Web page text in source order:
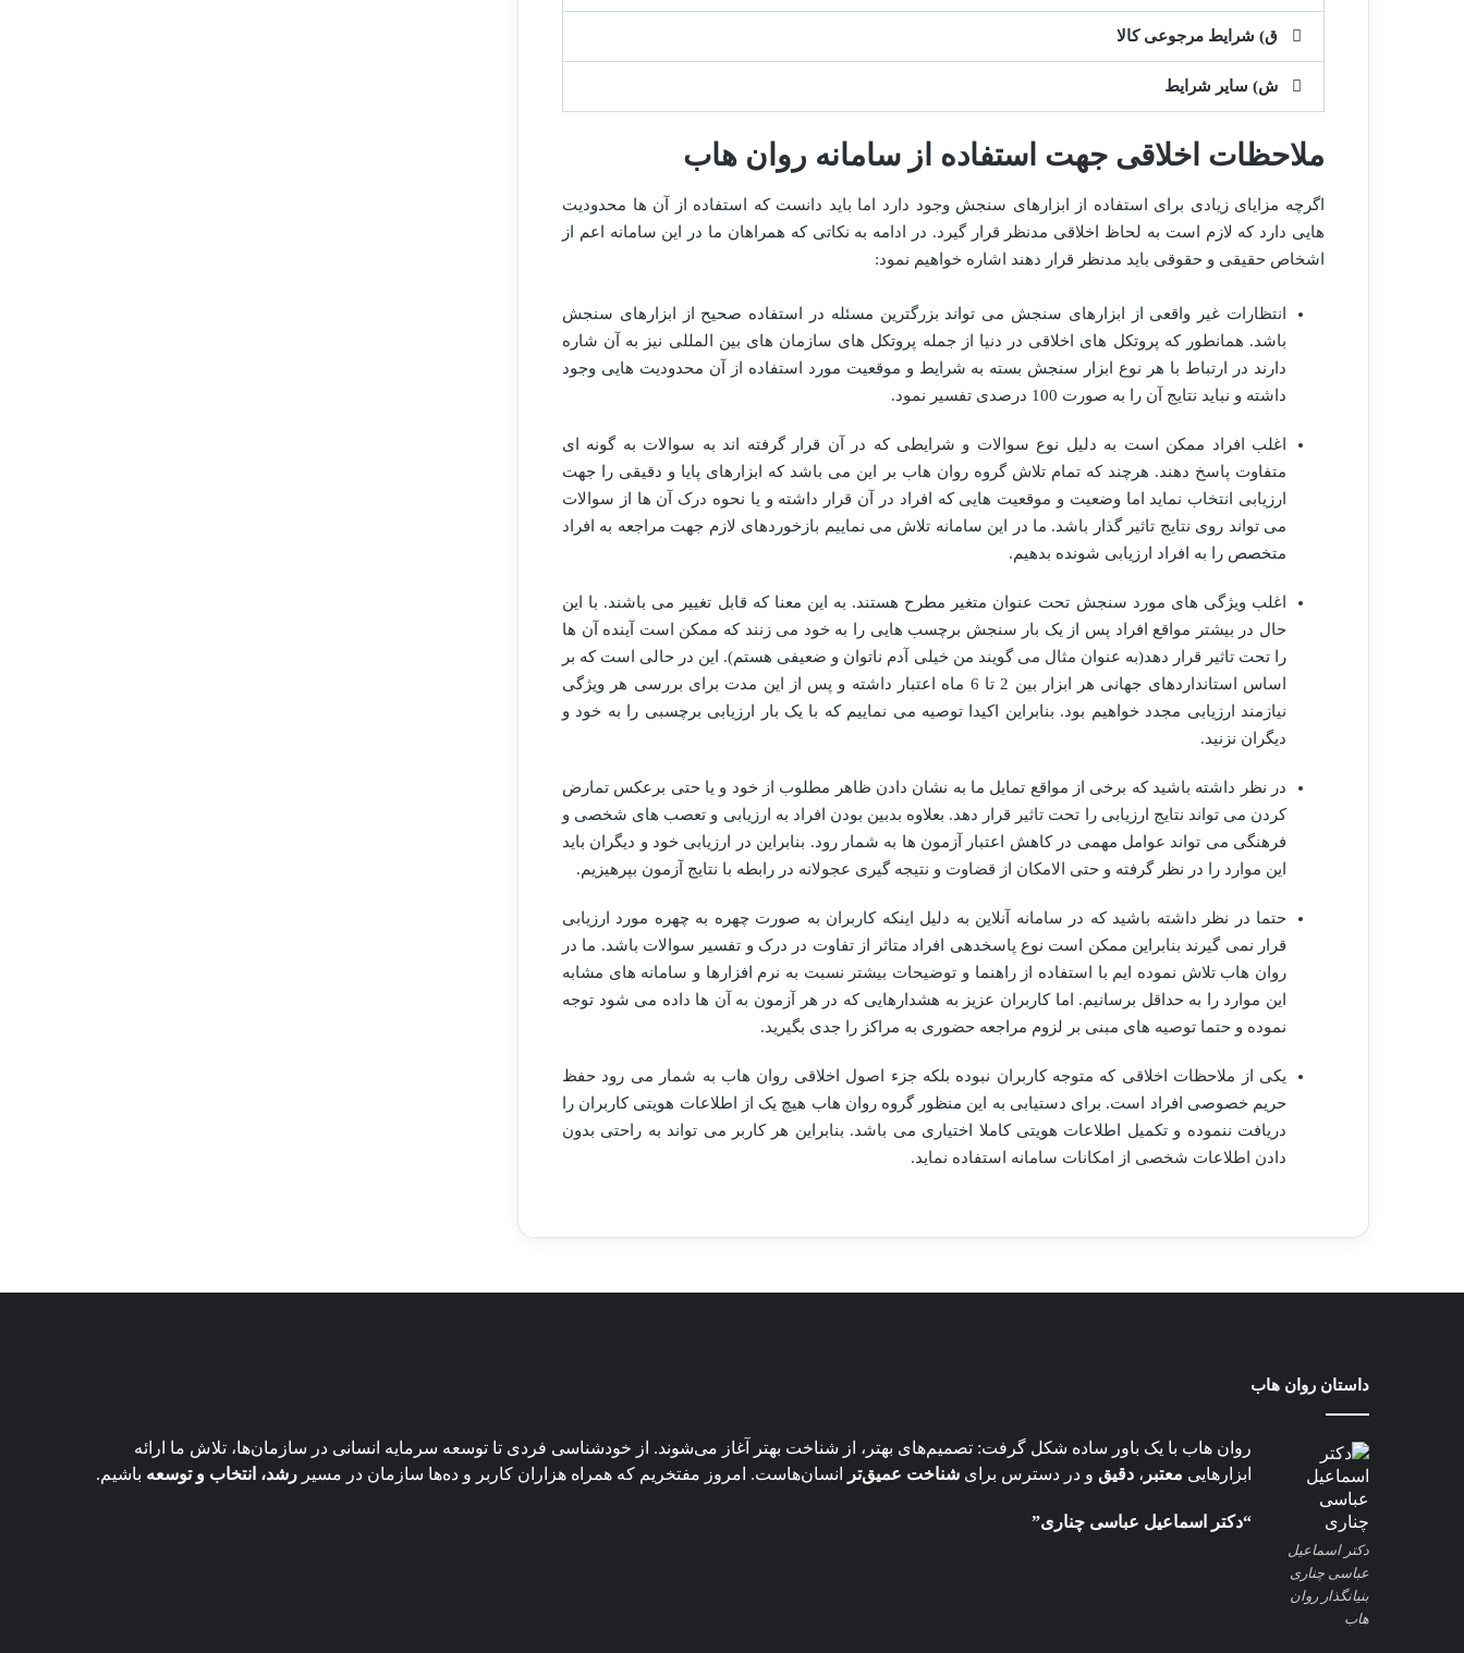
ق) شرایط مرجوعی کالا
ش) سایر شرایط
ملاحظات اخلاقی جهت استفاده از سامانه روان هاب
اگرچه مزایای زیادی برای استفاده از ابزارهای سنجش وجود دارد اما باید دانست که استفاده از آن ها محدودیت
هایی دارد که لازم است به لحاظ اخلاقی مدنظر قرار گیرد. در ادامه به نکاتی که همراهان ما در این سامانه اعم از
اشخاص حقیقی و حقوقی باید مدنظر قرار دهند اشاره خواهیم نمود:
انتظارات غیر واقعی از ابزارهای سنجش می تواند بزرگترین مسئله در استفاده صحیح از ابزارهای سنجش
باشد. همانطور که پروتکل های اخلاقی در دنیا از جمله پروتکل های سازمان های بین المللی نیز به آن شاره
دارند در ارتباط با هر نوع ابزار سنجش بسته به شرایط و موقعیت مورد استفاده از آن محدودیت هایی وجود
داشته و نباید نتایج آن را به صورت 100 درصدی تفسیر نمود.
اغلب افراد ممکن است به دلیل نوع سوالات و شرایطی که در آن قرار گرفته اند به سوالات به گونه ای
متفاوت پاسخ دهند. هرچند که تمام تلاش گروه روان هاب بر این می باشد که ابزارهای پایا و دقیقی را جهت
ارزیابی انتخاب نماید اما وضعیت و موقعیت هایی که افراد در آن قرار داشته و یا نحوه درک آن ها از سوالات
می تواند روی نتایج تاثیر گذار باشد. ما در این سامانه تلاش می نماییم بازخوردهای لازم جهت مراجعه به افراد
متخصص را به افراد ارزیابی شونده بدهیم.
اغلب ویژگی های مورد سنجش تحت عنوان متغیر مطرح هستند. به این معنا که قابل تغییر می باشند. با این
حال در بیشتر مواقع افراد پس از یک بار سنجش برچسب هایی را به خود می زنند که ممکن است آینده آن ها
را تحت تاثیر قرار دهد(به عنوان مثال می گویند من خیلی آدم ناتوان و ضعیفی هستم). این در حالی است که بر
اساس استانداردهای جهانی هر ابزار بین 2 تا 6 ماه اعتبار داشته و پس از این مدت برای بررسی هر ویژگی
نیازمند ارزیابی مجدد خواهیم بود. بنابراین اکیدا توصیه می نماییم که با یک بار ارزیابی برچسبی را به خود و
دیگران نزنید.
در نظر داشته باشید که برخی از مواقع تمایل ما به نشان دادن ظاهر مطلوب از خود و یا حتی برعکس تمارض
کردن می تواند نتایج ارزیابی را تحت تاثیر قرار دهد. بعلاوه بدبین بودن افراد به ارزیابی و تعصب های شخصی و
فرهنگی می تواند عوامل مهمی در کاهش اعتبار آزمون ها به شمار رود. بنابراین در ارزیابی خود و دیگران باید
این موارد را در نظر گرفته و حتی الامکان از قضاوت و نتیجه گیری عجولانه در رابطه با نتایج آزمون بپرهیزیم.
حتما در نظر داشته باشید که در سامانه آنلاین به دلیل اینکه کاربران به صورت چهره به چهره مورد ارزیابی
قرار نمی گیرند بنابراین ممکن است نوع پاسخدهی افراد متاثر از تفاوت در درک و تفسیر سوالات باشد. ما در
روان هاب تلاش نموده ایم با استفاده از راهنما و توضیحات بیشتر نسبت به نرم افزارها و سامانه های مشابه
این موارد را به حداقل برسانیم. اما کاربران عزیز به هشدارهایی که در هر آزمون به آن ها داده می شود توجه
نموده و حتما توصیه های مبنی بر لزوم مراجعه حضوری به مراکز را جدی بگیرید.
یکی از ملاحظات اخلاقی که متوجه کاربران نبوده بلکه جزء اصول اخلاقی روان هاب به شمار می رود حفظ
حریم خصوصی افراد است. برای دستیابی به این منظور گروه روان هاب هیچ یک از اطلاعات هویتی کاربران را
دریافت ننموده و تکمیل اطلاعات هویتی کاملا اختیاری می باشد. بنابراین هر کاربر می تواند به راحتی بدون
دادن اطلاعات شخصی از امکانات سامانه استفاده نماید.
داستان روان هاب
دکتر اسماعیل
عباسی چناری
بنیانگذار روان
هاب
روان هاب با یک باور ساده شکل گرفت: تصمیم‌های بهتر، از شناخت بهتر آغاز می‌شوند. از خودشناسی فردی تا توسعه سرمایه انسانی در سازمان‌ها، تلاش ما ارائه
ابزارهایی معتبر ، دقیق و در دسترس برای شناخت عمیق‌تر انسان‌هاست. امروز مفتخریم که همراه هزاران کاربر و ده‌ها سازمان در مسیر رشد، انتخاب و توسعه باشیم.
“دکتر اسماعیل عباسی چناری”